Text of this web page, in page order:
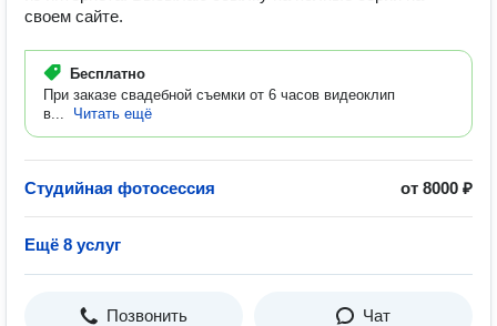
своем сайте.
Бесплатно
При заказе свадебной съемки от 6 часов видеоклип
в...
Читать ещё
Студийная фотосессия от 8000 ₽
Ещё 8 услуг
Позвонить Чат